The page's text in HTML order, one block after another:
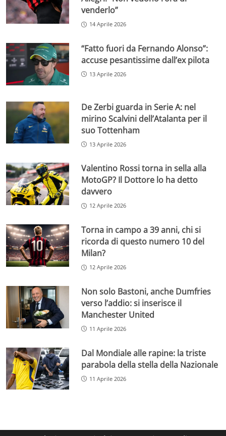
venderlo”
14 Aprile 2026
“Fatto fuori da Fernando Alonso”:
accuse pesantissime dall’ex pilota
13 Aprile 2026
De Zerbi guarda in Serie A: nel
mirino Scalvini dell’Atalanta per il
suo Tottenham
13 Aprile 2026
Valentino Rossi torna in sella alla
MotoGP? Il Dottore lo ha detto
davvero
12 Aprile 2026
Torna in campo a 39 anni, chi si
ricorda di questo numero 10 del
Milan?
12 Aprile 2026
Non solo Bastoni, anche Dumfries
verso l’addio: si inserisce il
Manchester United
11 Aprile 2026
Dal Mondiale alle rapine: la triste
parabola della stella della Nazionale
11 Aprile 2026